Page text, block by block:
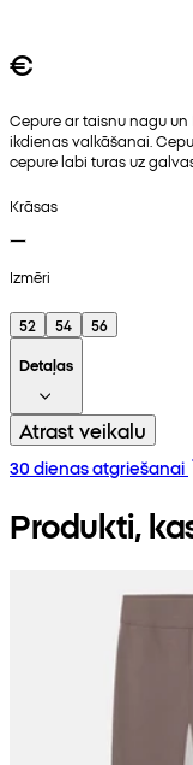
€
Cepure ar taisnu nagu un
ikdienas valkāšanai.
cepure labi turas uz
Krāsas
Izmēri
52 54
56
Detaļas
Atrast veikalu
30 dienas atgriešanai
Produkti,